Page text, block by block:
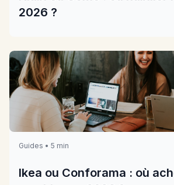
2026 ?
Guides • 5 min
Ikea ou Conforama : où